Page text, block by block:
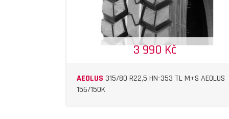
3 990 Kč
AEOLUS 315/80 R22,5 HN-353 TL M+S AEOLUS
156/150K